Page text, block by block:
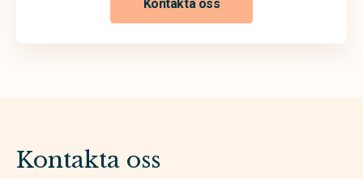
Kontakta oss
Kontakta oss